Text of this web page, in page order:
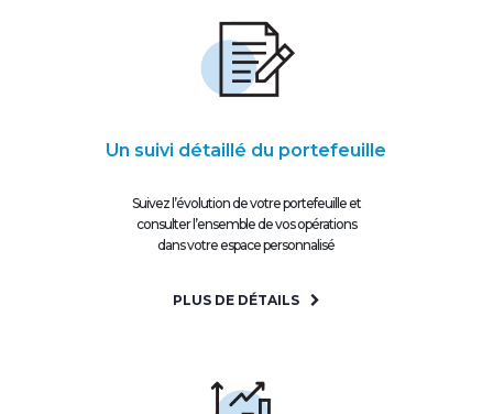
Un suivi détaillé du portefeuille
Suivez l’évolution de votre portefeuille et
consulter l’ensemble de vos opérations
dans votre espace personnalisé
PLUS DE DÉTAILS